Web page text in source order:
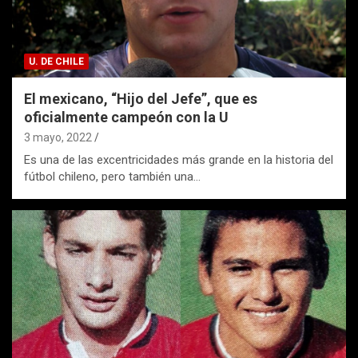
U. DE CHILE
El mexicano, “Hijo del Jefe”, que es
oficialmente campeón con la U
3 mayo, 2022
Es una de las excentricidades más grande en la historia del
fútbol chileno, pero también una…